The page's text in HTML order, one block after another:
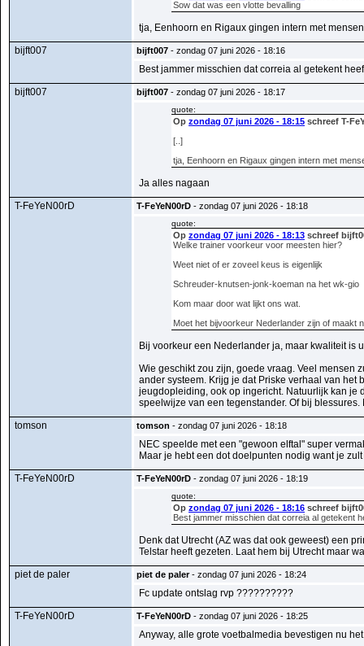
Sow dat was een vlotte bevalling
tja, Eenhoorn en Rigaux gingen intern met
bijft007
bijft007 - zondag 07 juni 2026 - 18:16
Best jammer misschien dat correia al getekent
bijft007
bijft007 - zondag 07 juni 2026 - 18:17
quote:
Op zondag 07 juni 2026 - 18:15 schreef T-
[..]
tja, Eenhoorn en Rigaux gingen intern met
Ja alles nagaan
T-FeYeN00rD
T-FeYeN00rD - zondag 07 juni 2026 - 18:18
quote:
Op zondag 07 juni 2026 - 18:13 schreef
Welke trainer voorkeur voor meesten hier?
Weet niet of er zoveel keus is eigenlijk
Schreuder-knutsen-jonk-koeman na het wk-gio
Kom maar door wat lijkt ons wat.
Moet het bijvoorkeur Nederlander zijn of maakt
Bij voorkeur een Nederlander ja, maar kwaliteit is
Wie geschikt zou zijn, goede vraag. Veel mensen
ander systeem. Krijg je dat Priske verhaal van
jeugdopleiding, ook op ingericht. Natuurlijk kan je
speelwijze van een tegenstander. Of bij
tomson
tomson - zondag 07 juni 2026 - 18:18
NEC speelde met een "gewoon elftal" super
Maar je hebt een dot doelpunten nodig want je
T-FeYeN00rD
T-FeYeN00rD - zondag 07 juni 2026 - 18:19
quote:
Op zondag 07 juni 2026 - 18:16 schreef
Best jammer misschien dat correia al getekent
Denk dat Utrecht (AZ was dat ook geweest) een
Telstar heeft gezeten. Laat hem bij Utrecht maar
piet de paler
piet de paler- zondag 07 juni 2026 - 18:24
Fc update ontslag rvp ??????????
T-FeYeN00rD
T-FeYeN00rD - zondag 07 juni 2026 - 18:25
Anyway, alle grote voetbalmedia bevestigen nu